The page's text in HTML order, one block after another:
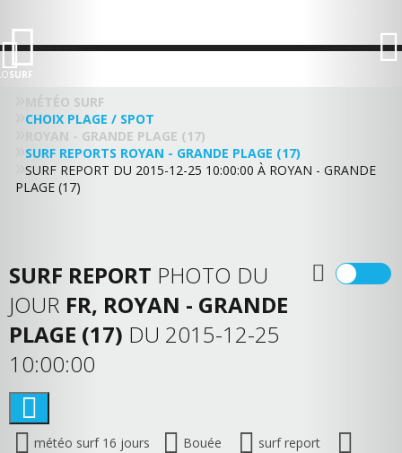
SURF
MÉTÉO SURF
CHOIX PLAGE / SPOT
ROYAN - GRANDE PLAGE (17)
SURF REPORTS ROYAN - GRANDE PLAGE (17)
SURF REPORT DU 2015-12-25 10:00:00 À ROYAN - GRANDE
PLAGE (17)
SURF REPORT PHOTO DU
JOUR FR, ROYAN - GRANDE
PLAGE (17) DU 2015-12-25
10:00:00
météo surf 16 jours Bouée
surf report